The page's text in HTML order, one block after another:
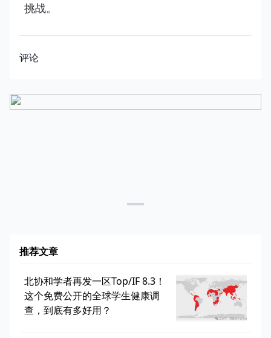
挑战。
评论
推荐文章
北协和学者再发一区Top/IF 8.3！
这个免费公开的全球学生健康调
查，到底有多好用？